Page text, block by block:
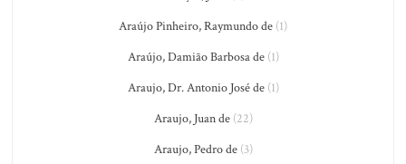
Araújo Pinheiro, Raymundo de (1)
Araújo, Damião Barbosa de(1)
Araujo, Dr. Antonio José de(1)
Araujo, Juan de(22)
Araujo, Pedro de(3)